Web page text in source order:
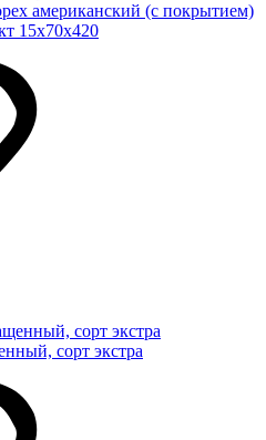
американский (с покрытием)
15х70х420
сорт экстра